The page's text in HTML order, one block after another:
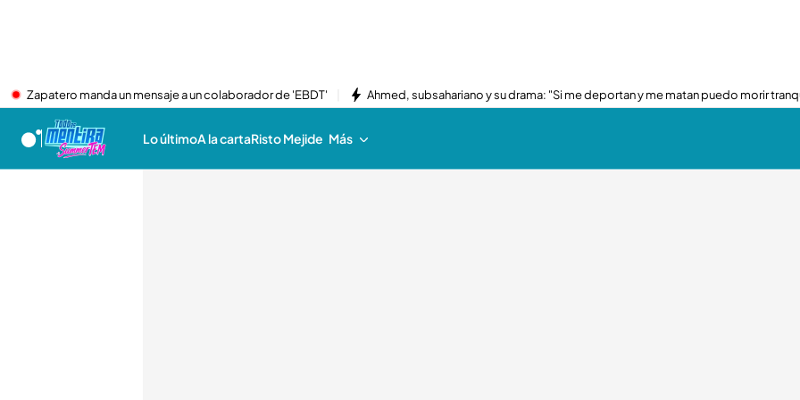
Zapatero manda un mensaje a un colaborador de 'EBDT' Ahmed, subsahariano y su drama: "Si me deportan y me matan puedo morir
Lo últimoA la cartaRisto Mejide Más